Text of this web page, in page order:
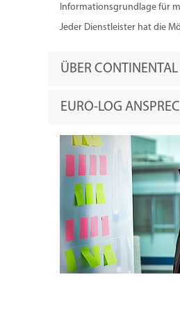
Informationsgrundlage für
Jeder Dienstleister hat die
ÜBER
EURO-LOG